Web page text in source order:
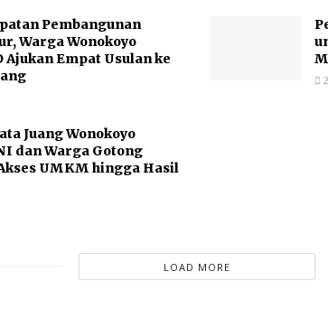
Pembangunan
Warga Wonokoyo
Ajukan Empat Usulan ke
Juang Wonokoyo
dan Warga Gotong
UMKM hingga Hasil
LOAD MORE